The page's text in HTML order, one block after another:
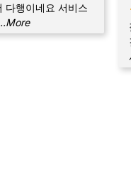
다행이네요 서비스